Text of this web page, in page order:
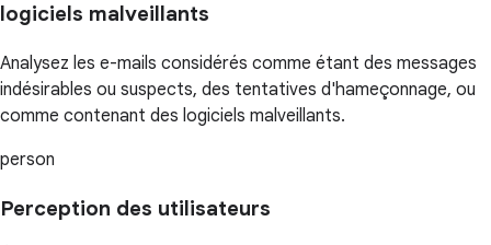
logiciels malveillants
Analysez les e-mails considérés comme étant des messages
indésirables ou suspects, des tentatives d'hameçonnage, ou
comme contenant des logiciels malveillants.
person
Perception des utilisateurs